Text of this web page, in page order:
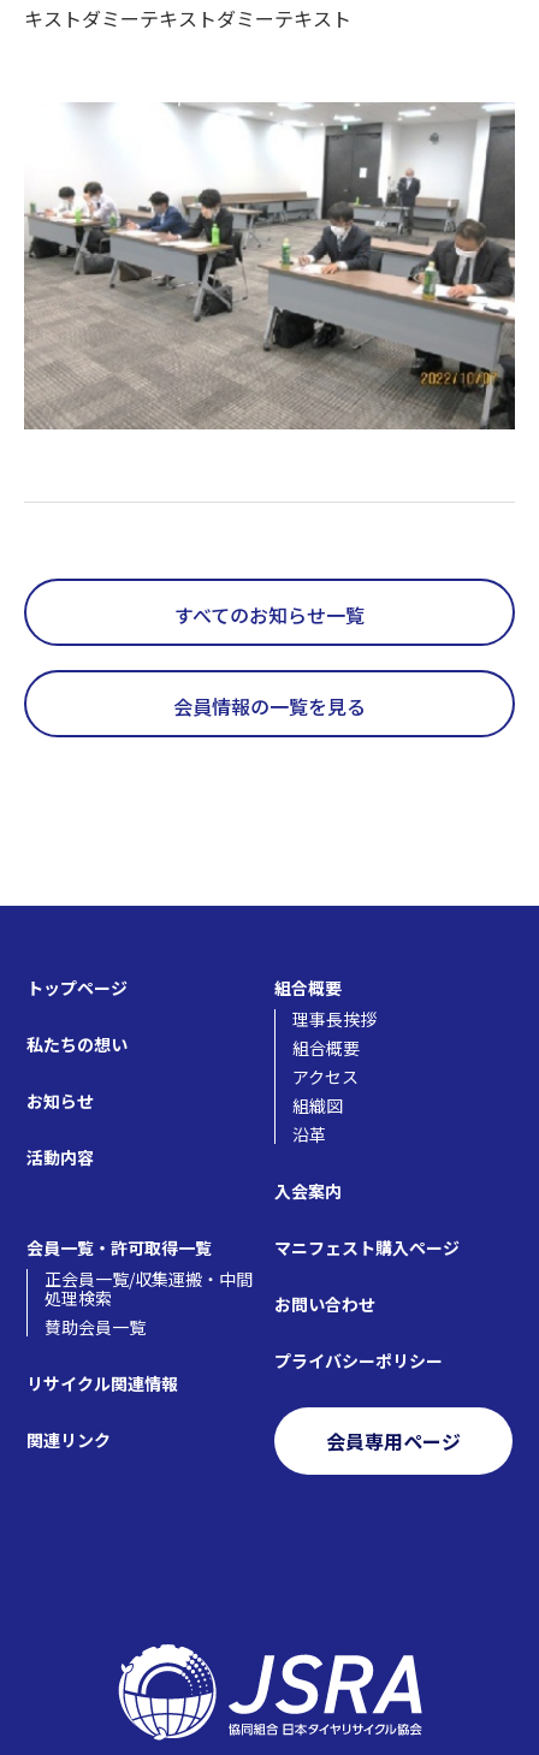
キストダミーテキストダミーテキスト
すべてのお知らせ一覧
会員情報の一覧を見る
トップページ
私たちの想い
お知らせ
活動内容
組合概要
理事長挨拶
組合概要
アクセス
組織図
沿革
入会案内
会員一覧・許可取得一覧
正会員一覧/収集運搬・中間
処理検索
賛助会員一覧
リサイクル関連情報
関連リンク
マニフェスト購入ページ
お問い合わせ
プライバシーポリシー
会員専用ページ